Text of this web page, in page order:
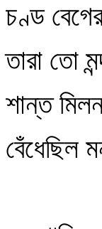
চণ্ড
তারা তো
শান্ত
বেঁধেছিল